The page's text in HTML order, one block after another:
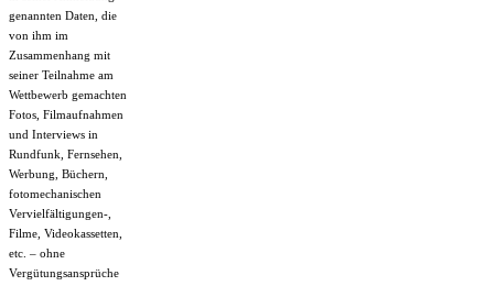
genannten Daten, die
von ihm im
Zusammenhang mit
seiner Teilnahme am
Wettbewerb gemachten
Fotos, Filmaufnahmen
und Interviews in
Rundfunk, Fernsehen,
Werbung, Büchern,
fotomechanischen
Vervielfältigungen-,
Filme, Videokassetten,
etc. – ohne
Vergütungsansprüche